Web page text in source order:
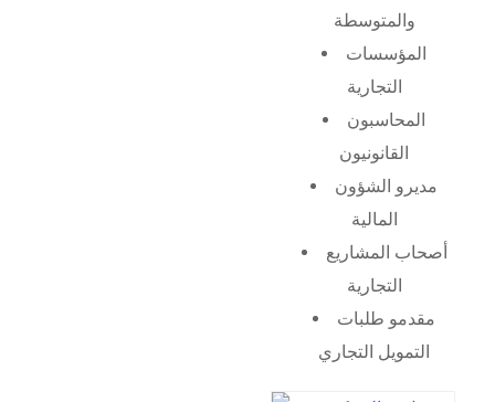
والمتوسطة
المؤسسات
التجارية
المحاسبون
القانونيون
مديرو الشؤون
المالية
أصحاب المشاريع
التجارية
مقدمو طلبات
التمويل التجاري